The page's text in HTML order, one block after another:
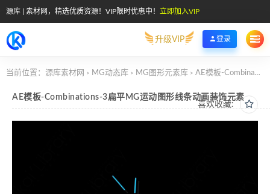
源库 | 素材网，精选优质资源！VIP限时优惠中！ 立即加入VIP
升级VIP 登录
当前位置： 源库素材网 > MG动态库 > MG图形元素库 > AE模板-Combinations-3扁平MG运动图形线条动画装饰元素
喜欢收藏:
AE模板-Combinations-3扁平MG运动图形线条动画装饰元素